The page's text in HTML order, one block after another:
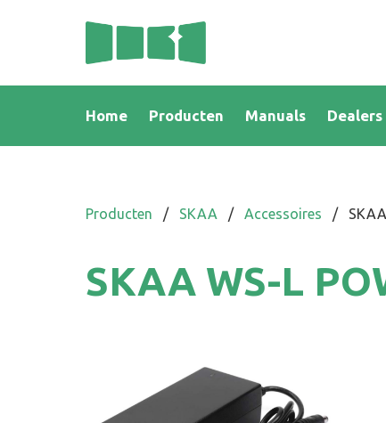
Home Producten Manuals Dealers
Producten / SKAA / Accessoires /
SKAA WS-L